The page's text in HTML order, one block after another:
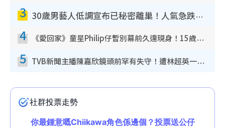
3 30歲男藝人低調宣布已秘密離巢！人氣急跌變失蹤人口︰「這幾年過得並不容易」
4 《愛回家》童星Philip仔暫別幕前久違現身！15歲近況暴風長高蛻變帥氣少男
5 TVB新聞主播陳嘉欣鏡頭前罕有失守！遭林超英一句說話突襲嚇親當場大笑